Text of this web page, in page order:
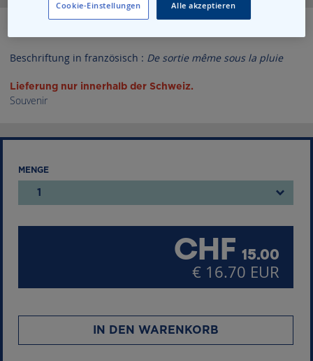
Beschriftung in französisch : De sortie même sous la pluie
Lieferung nur innerhalb der Schweiz.
Souvenir
MENGE
1
CHF 15.00
€ 16.70 EUR
IN DEN WARENKORB
beginning
the
images
gallery
Cookie-Einstellungen Alle akzeptieren